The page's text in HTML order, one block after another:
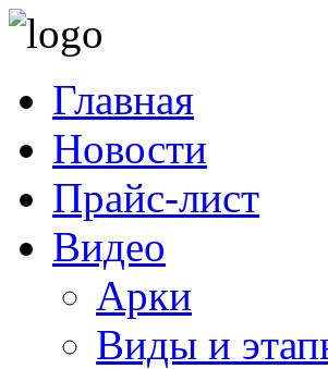
Главная
Новости
Прайс-лист
Видео
Арки
Виды и